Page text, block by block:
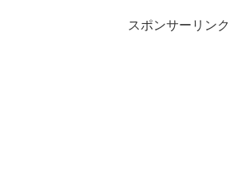
スポンサーリンク